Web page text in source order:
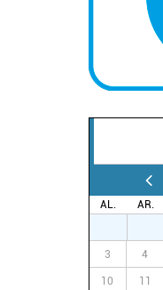
AL. AR.
3 4
10 11